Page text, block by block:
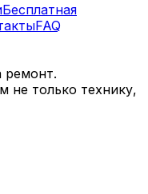
Бесплатная
FAQ
ремонт.
только технику,